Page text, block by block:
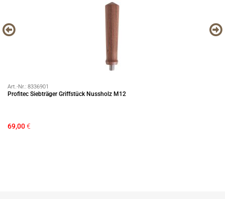
Art.-Nr.: 8336901
Profitec Siebträger Griffstück Nussholz M12
69,00€